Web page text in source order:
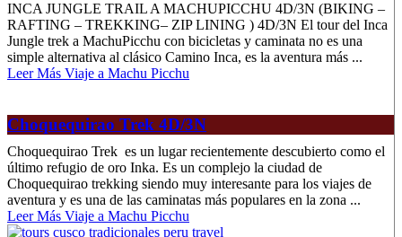
INCA JUNGLE TRAIL A MACHUPICCHU 4D/3N (BIKING –
RAFTING – TREKKING– ZIP LINING ) 4D/3N El tour del Inca
Jungle trek a MachuPicchu con bicicletas y caminata no es una
simple alternativa al clásico Camino Inca, es la aventura más ...
Leer Más Viaje a Machu Picchu
Choquequirao Trek 4D/3N
Choquequirao Trek es un lugar recientemente descubierto como el
último refugio de oro Inka. Es un complejo la ciudad de
Choquequirao trekking siendo muy interesante para los viajes de
aventura y es una de las caminatas más populares en la zona ...
Leer Más Viaje a Machu Picchu